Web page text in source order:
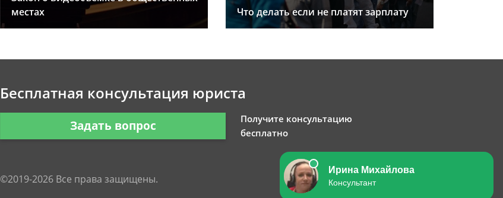
местах
Что делать если не платят зарплату
Бесплатная консультация юриста
Задать вопрос
Получите консультацию
бесплатно
©2019-2026 Все права защищены.